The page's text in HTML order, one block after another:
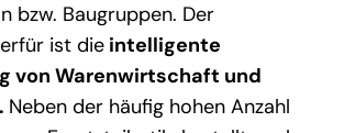
bzw. Baugruppen. Der
ist dieintelligente
von Warenwirtschaft und
Neben der häufig hohen Anzahl